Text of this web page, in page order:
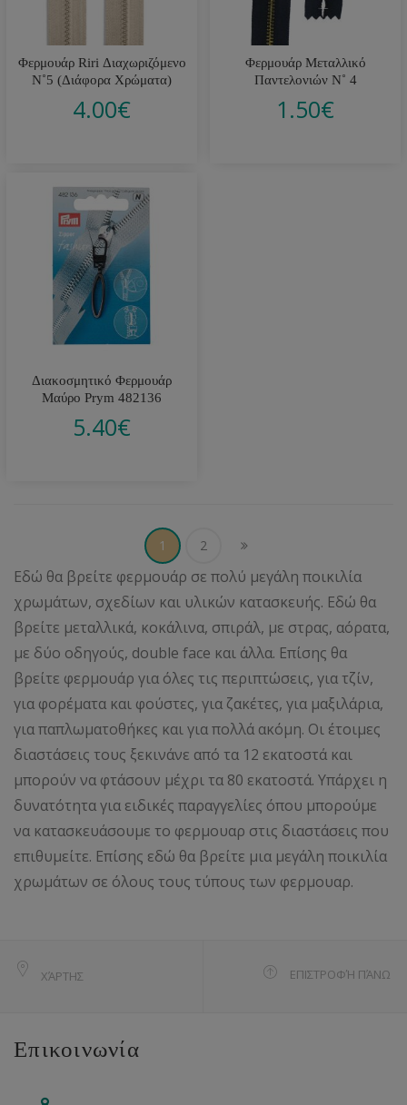
Φερμουάρ Riri Διαχωριζόμενο
Ν˚5 (Διάφορα Χρώματα)
4.00€
Φερμουάρ Μεταλλικό
Παντελονιών Ν˚ 4
1.50€
Διακοσμητικό Φερμουάρ
Μαύρο Prym 482136
5.40€
1 2
Εδώ θα βρείτε φερμουάρ σε πολύ μεγάλη ποικιλία
χρωμάτων, σχεδίων και υλικών κατασκευής. Εδώ θα
βρείτε μεταλλικά, κοκάλινα, σπιράλ, με στρας, αόρατα,
με δύο οδηγούς, double face και άλλα. Επίσης θα
βρείτε φερμουάρ για όλες τις περιπτώσεις, για τζίν,
για φορέματα και φούστες, για ζακέτες, για μαξιλάρια,
για παπλωματοθήκες και για πολλά ακόμη. Οι έτοιμες
διαστάσεις τους ξεκινάνε από τα 12 εκατοστά και
μπορούν να φτάσουν μέχρι τα 80 εκατοστά. Υπάρχει η
δυνατότητα για ειδικές παραγγελίες όπου μπορούμε
να κατασκευάσουμε το φερμουαρ στις διαστάσεις που
επιθυμείτε. Επίσης εδώ θα βρείτε μια μεγάλη ποικιλία
χρωμάτων σε όλους τους τύπους των φερμουαρ.
ΧΆΡΤΗΣ ΕΠΙΣΤΡΟΦΉ ΠΆΝΩ
Επικοινωνία